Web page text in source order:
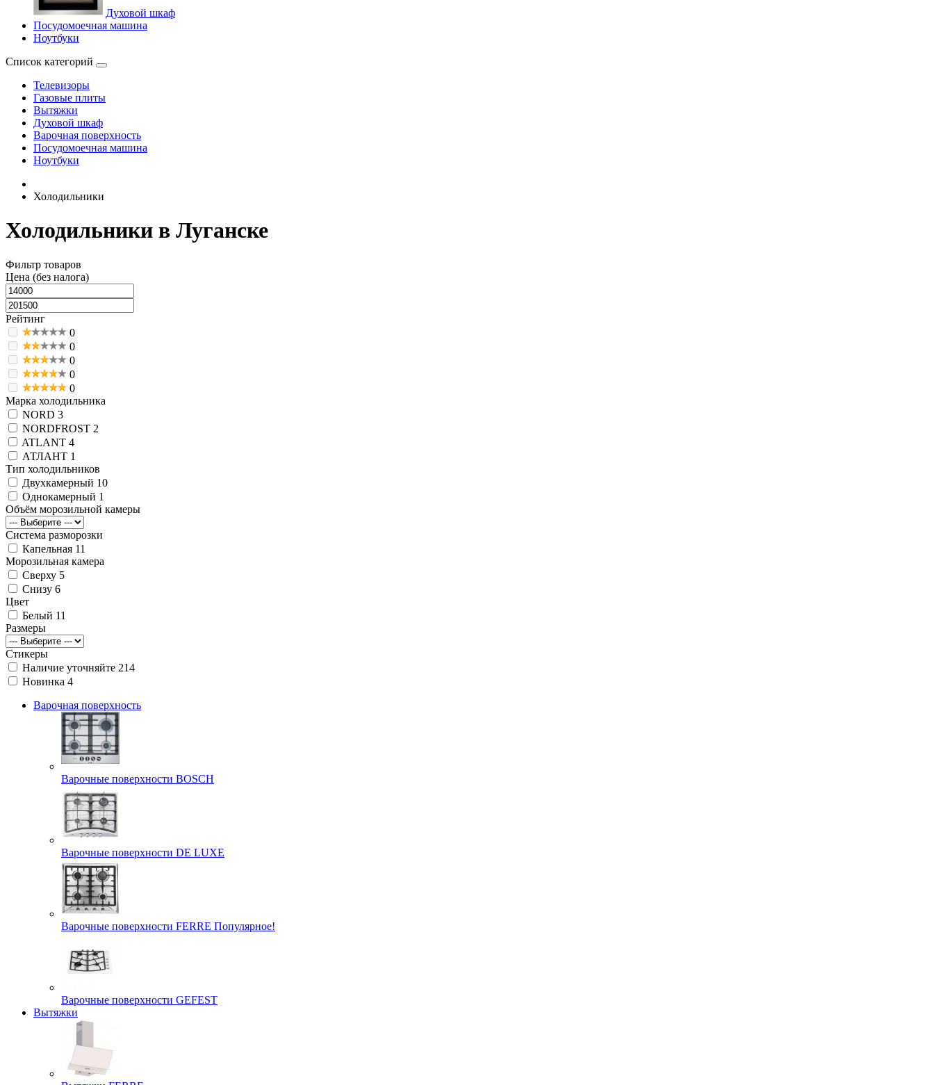
Духовой шкаф
Посудомоечная машина
Ноутбуки
Список категорий
Телевизоры
Газовые плиты
Вытяжки
Духовой шкаф
Варочная поверхность
Посудомоечная машина
Ноутбуки
Холодильники
Холодильники в Луганске
Фильтр товаров
Цена (без налога)
Рейтинг
0
0
0
0
0
Марка холодильника
NORD 3
NORDFROST 2
ATLANT 4
АТЛАНТ 1
Тип холодильников
Двухкамерный 10
Однокамерный 1
Объём морозильной камеры
Система разморозки
Капельная 11
Морозильная камера
Сверху 5
Снизу 6
Цвет
Белый 11
Размеры
Стикеры
Наличие уточняйте 214
Новинка 4
Варочная поверхность
Варочные поверхности BOSCH
Варочные поверхности DE LUXE
Варочные поверхности FERRE Популярное!
Варочные поверхности GEFEST
Вытяжки